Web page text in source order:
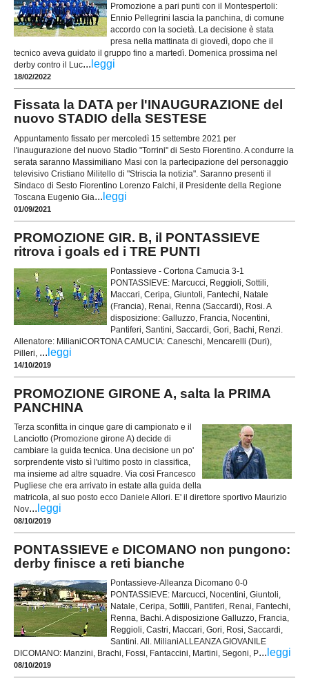
Promozione a pari punti con il Montespertoli:
Ennio Pellegrini lascia la panchina, di comune
accordo con la società. La decisione è stata
presa nella mattinata di giovedì, dopo che il
tecnico aveva guidato il gruppo fino a martedì. Domenica prossima nel
derby contro il Luc... leggi
18/02/2022
Fissata la DATA per l'INAUGURAZIONE del
nuovo STADIO della SESTESE
Appuntamento fissato per mercoledì 15 settembre 2021 per
l'inaugurazione del nuovo Stadio "Torrini" di Sesto Fiorentino. A condurre la
serata saranno Massimiliano Masi con la partecipazione del personaggio
televisivo Cristiano Militello di "Striscia la notizia". Saranno presenti il
Sindaco di Sesto Fiorentino Lorenzo Falchi, il Presidente della Regione
Toscana Eugenio Gia... leggi
01/09/2021
PROMOZIONE GIR. B, il PONTASSIEVE
ritrova i goals ed i TRE PUNTI
Pontassieve - Cortona Camucia 3-1
PONTASSIEVE: Marcucci, Reggioli, Sottili,
Maccari, Ceripa, Giuntoli, Fantechi, Natale
(Francia), Renai, Renna (Saccardi), Rosi. A
disposizione: Galluzzo, Francia, Nocentini,
Pantiferi, Santini, Saccardi, Gori, Bachi, Renzi.
Allenatore: MilianiCORTONA CAMUCIA: Caneschi, Mencarelli (Duri),
Pilleri, ... leggi
14/10/2019
PROMOZIONE GIRONE A, salta la PRIMA
PANCHINA
Terza sconfitta in cinque gare di campionato e il
Lanciotto (Promozione girone A) decide di
cambiare la guida tecnica. Una decisione un po'
sorprendente visto sì l'ultimo posto in classifica,
ma insieme ad altre squadre. Via così Francesco
Pugliese che era arrivato in estate alla guida della
matricola, al suo posto ecco Daniele Allori. E' il direttore sportivo Maurizio
Nov... leggi
08/10/2019
PONTASSIEVE e DICOMANO non pungono:
derby finisce a reti bianche
Pontassieve-Alleanza Dicomano 0-0
PONTASSIEVE: Marcucci, Nocentini, Giuntoli,
Natale, Ceripa, Sottili, Pantiferi, Renai, Fantechi,
Renna, Bachi. A disposizione Galluzzo, Francia,
Reggioli, Castri, Maccari, Gori, Rosi, Saccardi,
Santini. All. MilianiALLEANZA GIOVANILE
DICOMANO: Manzini, Brachi, Fossi, Fantaccini, Martini, Segoni, P... leggi
08/10/2019